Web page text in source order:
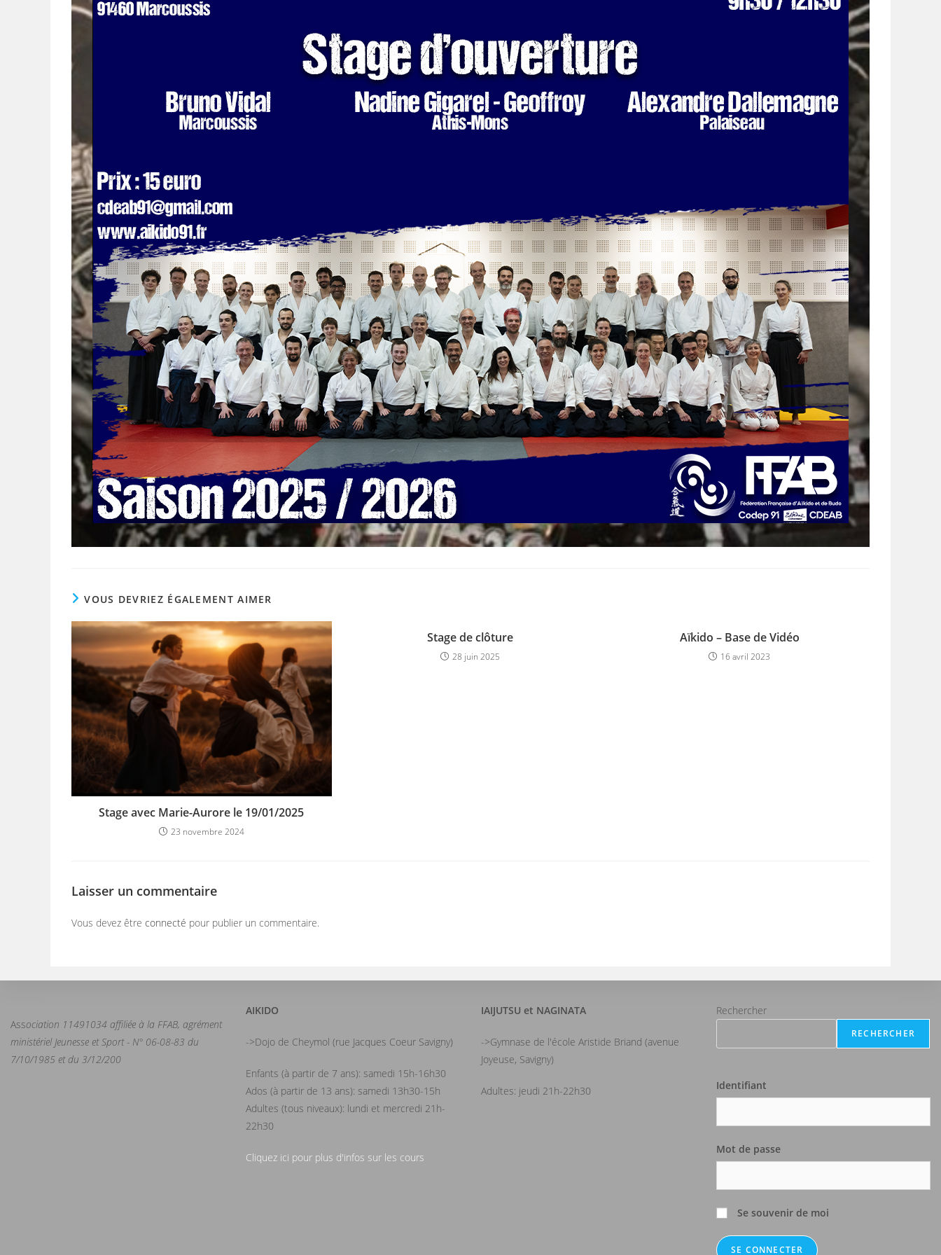
VOUS DEVRIEZ ÉGALEMENT AIMER
Stage avec Marie-Aurore le 19/01/2025
23 novembre 2024
Stage de clôture
28 juin 2025
Aïkido – Base de Vidéo
16 avril 2023
Laisser un commentaire
Vous devez être connecté pour publier un commentaire.
Association 11491034 affiliée à la FFAB, agrément
ministériel Jeunesse et Sport - N° 06-08-83 du
7/10/1985 et du 3/12/200
AIKIDO
->Dojo de Cheymol (rue Jacques Coeur Savigny)
Enfants (à partir de 7 ans): samedi 15h-16h30
Ados (à partir de 13 ans): samedi 13h30-15h
Adultes (tous niveaux): lundi et mercredi 21h-
22h30
Cliquez ici pour plus d'infos sur les cours
IAIJUTSU et NAGINATA
->Gymnase de l'école Aristide Briand (avenue
Joyeuse, Savigny)
Adultes: jeudi 21h-22h30
Rechercher
RECHERCHER
Identifiant
Mot de passe
Se souvenir de moi